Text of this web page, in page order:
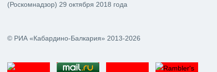
© РИА «Кабардино-Балкария» 2013-2026
(Роскомнадзор) 29 октября 2018 года